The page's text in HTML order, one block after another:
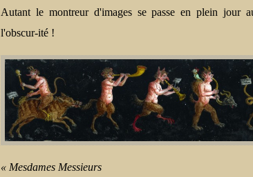
Autant le montreur d'images se passe en plein jour
l'obscur-ité !
« Mesdames Messieurs